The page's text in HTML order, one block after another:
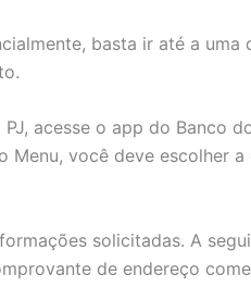
basta ir até a uma
acesse o app do Banco
Menu, você deve escolher a
solicitadas. A
de endereço